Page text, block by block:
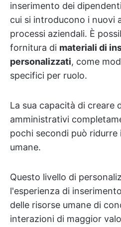
inserimento dei
cui si introducono i nuovi
processi aziendali. È
fornitura di materiali di
personalizzati, come
specifici per ruolo.
La sua capacità di creare
amministrativi
pochi secondi può ridurre
umane.
Questo livello di
l'esperienza di
delle risorse umane di
interazioni di maggior